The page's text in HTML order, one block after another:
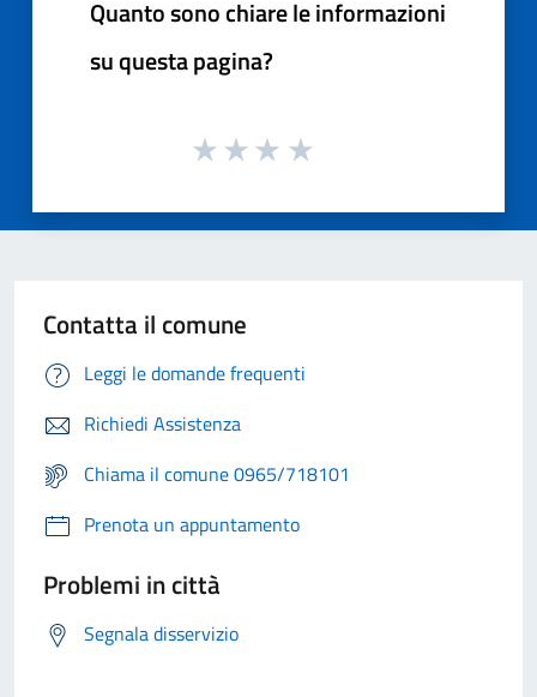
Quanto sono chiare le informazioni
su questa pagina?
Contatta il comune
Leggi le domande frequenti
Richiedi Assistenza
Chiama il comune 0965/718101
Prenota un appuntamento
Problemi in città
Segnala disservizio